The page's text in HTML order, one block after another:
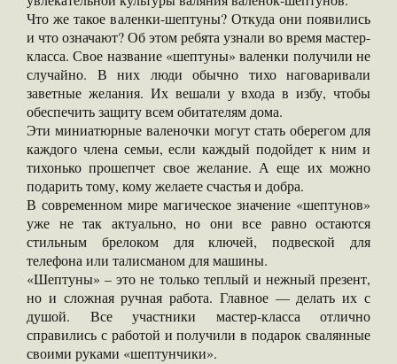
Что же такое валенки-шептуны? Откуда они появились
и что означают? Об этом ребята узнали во время мастер-
класса. Свое название «шептуны» валенки получили не
случайно. В них люди обычно тихо наговаривали
заветные желания. Их вешали у входа в избу, чтобы
обеспечить защиту всем обитателям дома.
Эти миниатюрные валеночки могут стать оберегом для
каждого члена семьи, если каждый подойдет к ним и
тихонько прошепчет свое желание. А еще их можно
подарить тому, кому желаете счастья и добра.
В современном мире магическое значение «шептунов»
уже не так актуально, но они все равно остаются
стильным брелоком для ключей, подвеской для
телефона или талисманом для машины.
«Шептуны» – это не только теплый и нежный презент,
но и сложная ручная работа. Главное — делать их с
душой. Все участники мастер-класса отлично
справились с работой и получили в подарок свалянные
своими руками «шептунчики».